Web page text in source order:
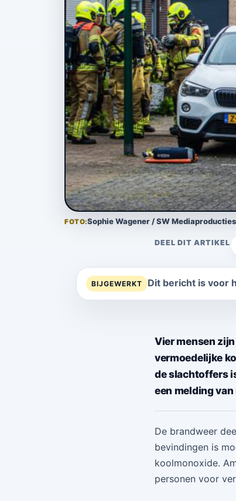
FOTO Sophie Wagener / SW Mediaproducties
DEEL DIT ARTIKEL
BIJGEWERKT Dit bericht is voor
Vier mensen
vermoedelijke
de slachtoffers
een melding
De brandweer
bevindingen is
koolmonoxide.
personen voor